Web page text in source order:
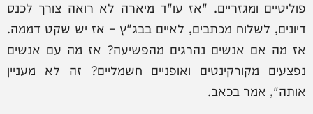
פוליטיים ומגזריים. "אז עו"ד מיארה לא רואה צורך לכנס
דיונים, לשלוח מכתבים, לאיים בבג"ץ – אז יש שקט דממה.
אז מה אם אנשים נהרגים מהפשיעה? אז מה עם אנשים
נפצעים מקורקינטים ואופניים חשמליים? זה לא מעניין
אותה", אמר בכאב.